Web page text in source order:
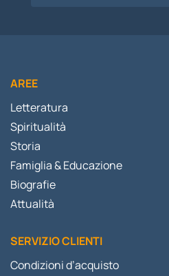
AREE
Letteratura
Spiritualità
Storia
Famiglia & Educazione
Biografie
Attualità
SERVIZIO CLIENTI
Condizioni d’acquisto